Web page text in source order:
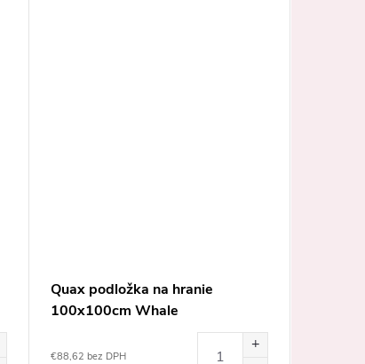
Quax podložka na hranie
100x100cm Whale
€88,62 bez DPH